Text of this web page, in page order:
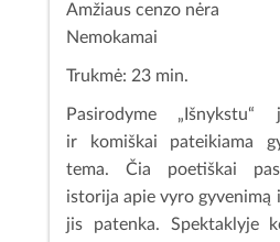
Amžiaus cenzo nėra
Nemokamai
Trukmė: 23 min.
Pasirodyme
ir komiškai pateikiama
tema. Čia poetiškai
istorija apie vyro gyvenimą
jis patenka. Spektaklyje